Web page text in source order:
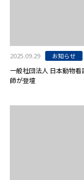
2025.09.29 お知らせ
一般社団法人 日本動物
師が登壇